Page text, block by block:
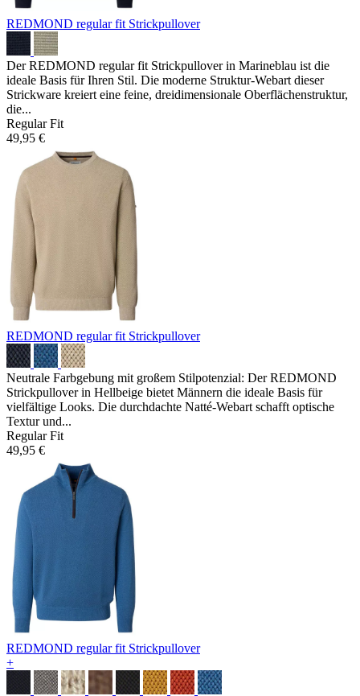
REDMOND regular fit Strickpullover
Der REDMOND regular fit Strickpullover in Marineblau ist die
ideale Basis für Ihren Stil. Die moderne Struktur-Webart dieser
Strickware kreiert eine feine, dreidimensionale Oberflächenstruktur,
die...
Regular Fit
49,95 €
REDMOND regular fit Strickpullover
Neutrale Farbgebung mit großem Stilpotenzial: Der REDMOND
Strickpullover in Hellbeige bietet Männern die ideale Basis für
vielfältige Looks. Die durchdachte Natté-Webart schafft optische
Textur und...
Regular Fit
49,95 €
REDMOND regular fit Strickpullover
+